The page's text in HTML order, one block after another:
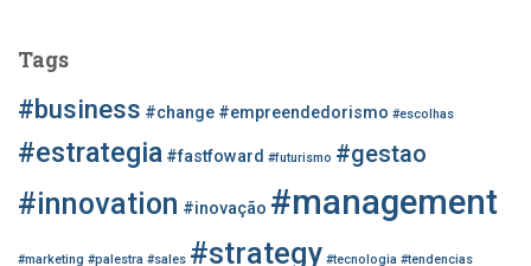
a
r
o
Tags
#business #change #empreendedorismo #escolhas
#estrategia #fastfoward #futurismo #gestao
#innovation #inovação #management
#marketing #palestra #sales #strategy #tecnologia #tendencias